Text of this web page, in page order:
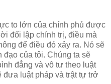
to lớn của chính phủ được
đối lập chính trị, điều mà
để điều đó xảy ra. Nó sẽ
của tôi. Chúng ta sẽ
đẳng và vô tư theo luật
đưa luật pháp và trật tự trở